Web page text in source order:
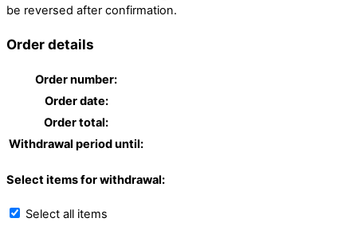
be reversed after confirmation.
Order details
Order number:
Order date:
Order total:
Withdrawal period until:
Select items for withdrawal:
Select all items